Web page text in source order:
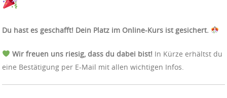
Du hast es geschafft! Dein Platz im Online-Kurs ist gesichert.
Wir freuen uns riesig, dass du dabei bist! In Kürze erhältst du
eine Bestätigung per E-Mail mit allen wichtigen Infos.